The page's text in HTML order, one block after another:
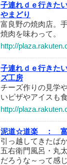
子連れｄｅ行きた
やまどり
富良野の焼肉店。
焼肉を味わって。
http://
子連れｄｅ行きた
ズ工房
チーズ作りの見学
いピザやアイスも
http://
泥道☆道楽 ：
引っ越してきたば
五右衛門風呂・丸
だろうな～って感